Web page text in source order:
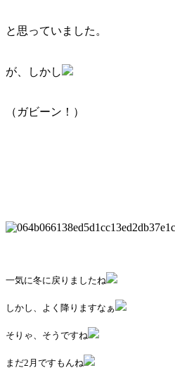
と思っていました。
が、しかし
（ガビーン！）
一気に冬に戻りましたね
しかし、よく降りますなぁ
そりゃ、そうですね
まだ2月ですもんね